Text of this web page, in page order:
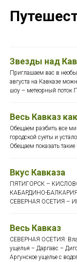
Звезды над
Приглашаем вас в
августа на Кавказе
шоу – метеорный поток
Весь Кавказ
Обещаем разбить все
городской суеты и
Обещаем показать такие
Вкус Кавказа
ПЯТИГОРСК –
КАБАРДИНО-
СЕВЕРНАЯ ОСЕТИЯ –
Весь Кавказ
СЕВЕРНАЯ ОСЕТИЯ:
ущелья – Даргавс –
Аргунское ущелье с